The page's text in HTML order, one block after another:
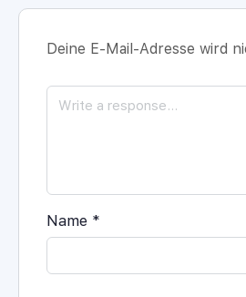
Deine E-Mail-Adresse wird
Name *